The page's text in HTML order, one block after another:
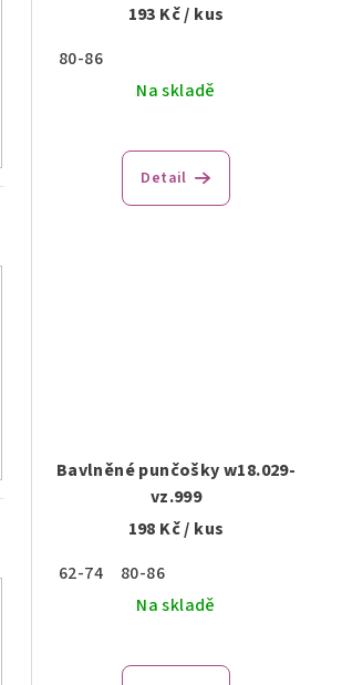
u
d
193 Kč/ kus
80-86
Na skladě
Detail
Bavlněné punčošky w18.029-
vz.999
198 Kč/ kus
62-74
80-86
Na skladě